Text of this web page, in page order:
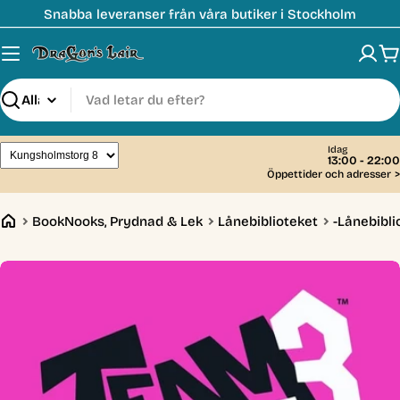
till
innehåll
Snabba leveranser från våra butiker i Stockholm
Sök
Idag
13:00 - 22:00
Öppettider och adresser >
BookNooks, Prydnad & Lek Lånebiblioteket -